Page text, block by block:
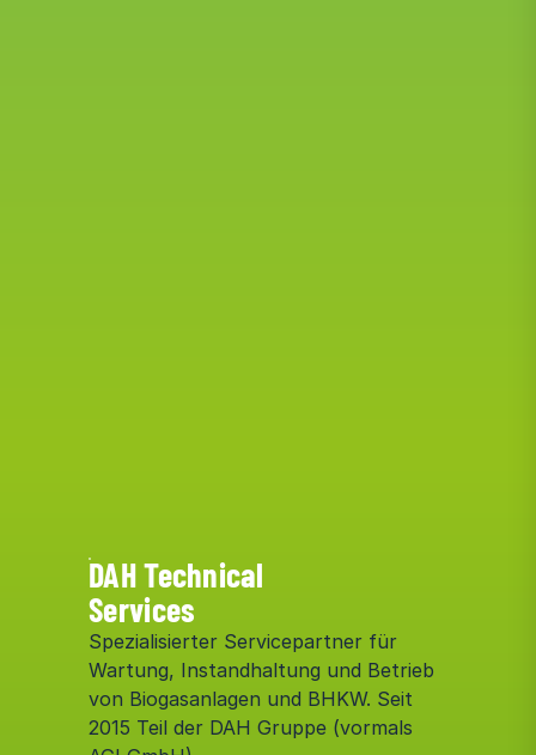
DAHTechnical
Services
Spezialisierter Servicepartner für
Wartung, Instandhaltung und Betrieb
von Biogasanlagen und BHKW. Seit
2015 Teil der DAH Gruppe (vormals